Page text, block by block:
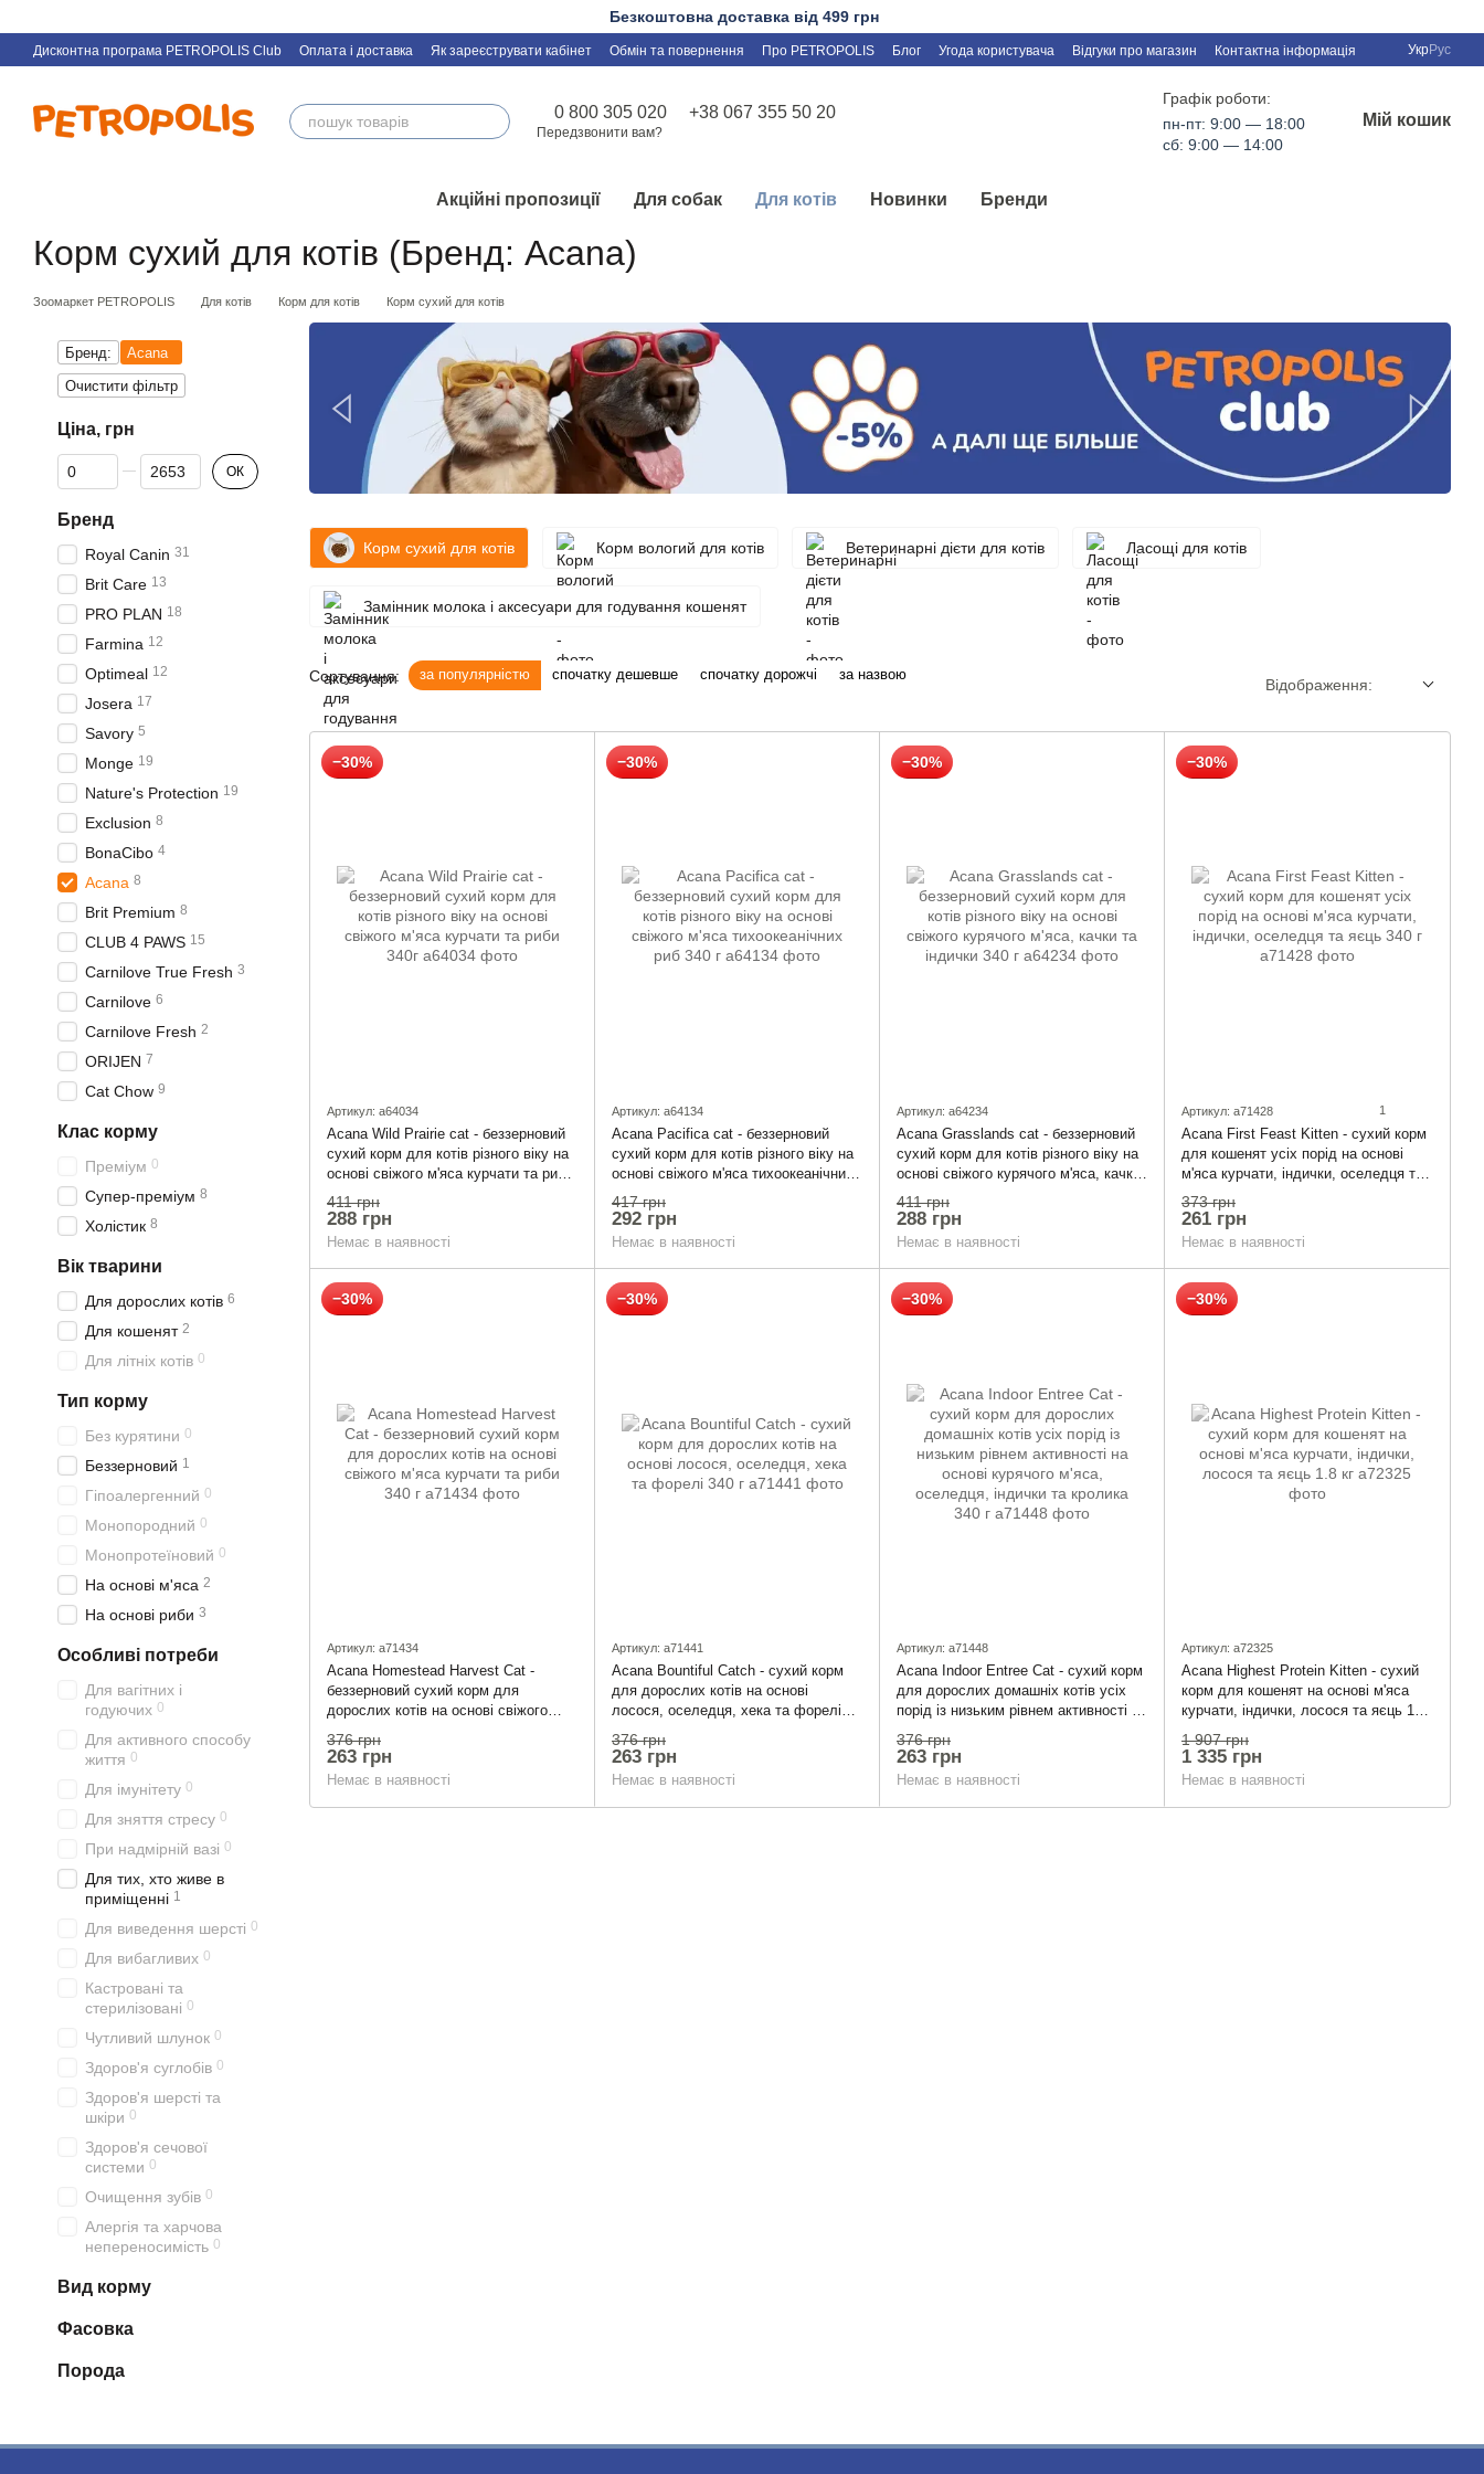
Безкоштовна доставка від 499 грн
Дисконтна програма PETROPOLIS Club Оплата і доставка Як зареєструвати кабінет Обмін та повернення Про PETROPOLIS Блог Угода користувача Відгуки про магазин Контактна інформація УкрРус
0 800 305 020 +38 067 355 50 20
Передзвонити вам?
Графік роботи:
пн-пт: 9:00 — 18:00
сб: 9:00 — 14:00
Мій кошик
Акційні пропозиції Для собак Для котів Новинки Бренди
Корм сухий для котів (Бренд: Acana)
Зоомаркет PETROPOLIS Для котів Корм для котів Корм сухий для котів
Корм сухий для котів Корм вологий для котів Ветеринарні дієти для котів Ласощі для котів
Замінник молока і аксесуари для годування кошенят
Сортування: за популярністю спочатку дешевше спочатку дорожчі за назвою
Відображення:
−30%
Артикул: a64034
Acana Wild Prairie cat - беззерновий
сухий корм для котів різного віку на
основі свіжого м'яса курчати та риби
340г
411 грн
288 грн
Немає в наявності
−30%
Артикул: a64134
Acana Pacifica cat - беззерновий
сухий корм для котів різного віку на
основі свіжого м'яса тихоокеанічних
риб 340 г
417 грн
292 грн
Немає в наявності
−30%
Артикул: a64234
Acana Grasslands cat - беззерновий
сухий корм для котів різного віку на
основі свіжого курячого м'яса, качки
та індички 340 г
411 грн
288 грн
Немає в наявності
−30%
Артикул: a71428 1
Acana First Feast Kitten - сухий корм
для кошенят усіх порід на основі
м'яса курчати, індички, оселедця та
яєць 340 г
373 грн
261 грн
Немає в наявності
−30%
Артикул: a71434
Acana Homestead Harvest Cat -
беззерновий сухий корм для
дорослих котів на основі свіжого
м'яса курчати та риби 340 г
376 грн
263 грн
Немає в наявності
−30%
Артикул: a71441
Acana Bountiful Catch - сухий корм
для дорослих котів на основі
лосося, оселедця, хека та форелі
340 г
376 грн
263 грн
Немає в наявності
−30%
Артикул: a71448
Acana Indoor Entree Cat - сухий корм
для дорослих домашніх котів усіх
порід із низьким рівнем активності на
основі курячого м'яса, оселедця,
індички та кролика 340 г
376 грн
263 грн
Немає в наявності
−30%
Артикул: a72325
Acana Highest Protein Kitten - сухий
корм для кошенят на основі м'яса
курчати, індички, лосося та яєць 1.8
кг
1 907 грн
1 335 грн
Немає в наявності
Бренд:
Acana
Очистити фільтр
Ціна, грн
Від Ціна, грн
До Ціна, грн
ОК
Бренд
Royal Canin 31
Brit Care 13
PRO PLAN 18
Farmina 12
Optimeal 12
Josera 17
Savory 5
Monge 19
Nature's Protection 19
Exclusion 8
BonaCibo 4
Acana 8
Brit Premium 8
CLUB 4 PAWS 15
Carnilove True Fresh 3
Carnilove 6
Carnilove Fresh 2
ORIJEN 7
Cat Chow 9
Клас корму
Преміум 0
Супер-преміум 8
Холістик 8
Вік тварини
Для дорослих котів 6
Для кошенят 2
Для літніх котів 0
Тип корму
Без курятини 0
Беззерновий 1
Гіпоалергенний 0
Монопородний 0
Монопротеїновий 0
На основі м'яса 2
На основі риби 3
Особливі потреби
Для вагітних і
годуючих 0
Для активного способу
життя 0
Для імунітету 0
Для зняття стресу 0
При надмірній вазі 0
Для тих, хто живе в
приміщенні 1
Для виведення шерсті 0
Для вибагливих 0
Кастровані та
стерилізовані 0
Чутливий шлунок 0
Здоров'я суглобів 0
Здоров'я шерсті та
шкіри 0
Здоров'я сечової
системи 0
Очищення зубів 0
Алергія та харчова
непереносимість 0
Вид корму
Фасовка
Порода